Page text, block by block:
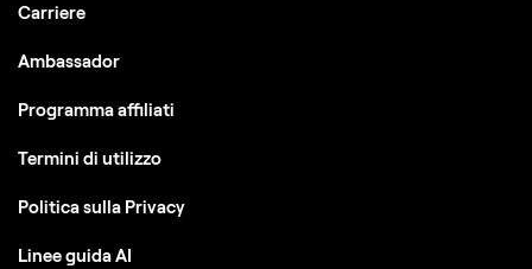
Carriere
Ambassador
Programma affiliati
Termini di utilizzo
Politica sulla Privacy
Linee guida AI